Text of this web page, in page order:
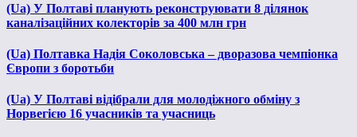
(Ua) У Полтаві планують реконструювати 8 ділянок
каналізаційних колекторів за 400 млн грн
(Ua) Полтавка Надія Соколовська – дворазова чемпіонка
Європи з боротьби
(Ua) У Полтаві відібрали для молодіжного обміну з
Норвегією 16 учасників та учасниць